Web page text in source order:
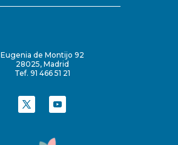
Eugenia de Montijo 92
28025, Madrid
Tef. 91 466 51 21